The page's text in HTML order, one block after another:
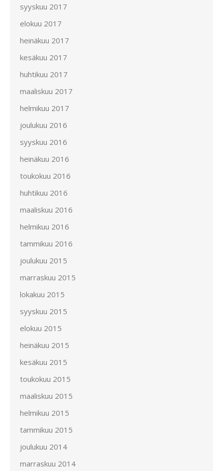
syyskuu 2017
elokuu 2017
heinäkuu 2017
kesäkuu 2017
huhtikuu 2017
maaliskuu 2017
helmikuu 2017
joulukuu 2016
syyskuu 2016
heinäkuu 2016
toukokuu 2016
huhtikuu 2016
maaliskuu 2016
helmikuu 2016
tammikuu 2016
joulukuu 2015
marraskuu 2015
lokakuu 2015
syyskuu 2015
elokuu 2015
heinäkuu 2015
kesäkuu 2015
toukokuu 2015
maaliskuu 2015
helmikuu 2015
tammikuu 2015
joulukuu 2014
marraskuu 2014